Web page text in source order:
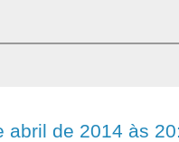
abril de 2014 às